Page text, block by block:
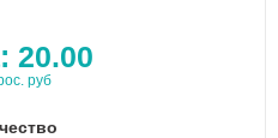
20.00
руб